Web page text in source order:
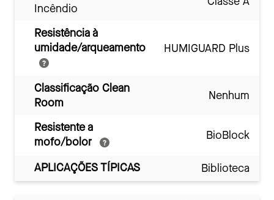
Incêndio
Resistência à
umidade/arqueamento
HUMIGUARD Plus
Classificação Clean
Room
Nenhum
Resistente a
mofo/bolor
BioBlock
APLICAÇÕES TÍPICAS Biblioteca